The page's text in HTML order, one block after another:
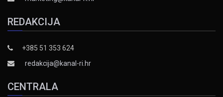
REDAKCIJA
+385 51 353 624
redakcija@kanal-ri.hr
CENTRALA